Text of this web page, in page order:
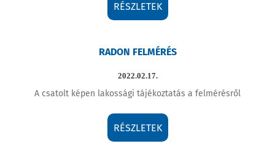
RÉSZLETEK
RADON FELMÉRÉS
2022.02.17.
A csatolt képen lakossági tájékoztatás a felmérésről
RÉSZLETEK